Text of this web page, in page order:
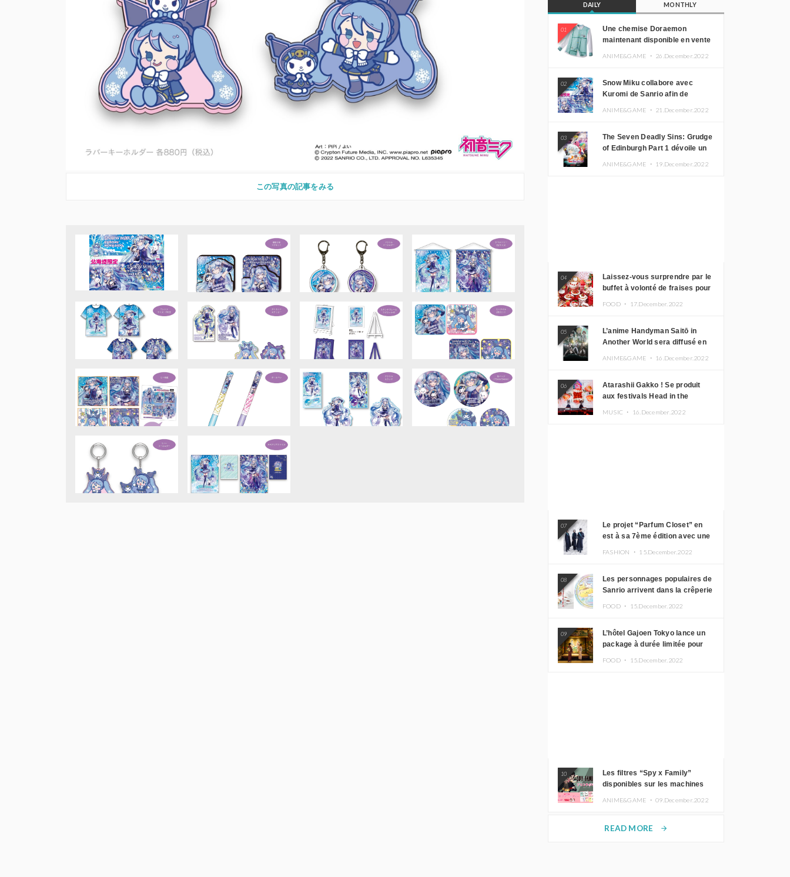
この写真の記事をみる
DAILY MONTHLY
01
Une chemise Doraemon
maintenant disponible en vente
ANIME&GAME ・ 26.December.2022
02
Snow Miku collabore avec
Kuromi de Sanrio afin de
ANIME&GAME ・ 21.December.2022
03
The Seven Deadly Sins: Grudge
of Edinburgh Part 1 dévoile un
ANIME&GAME ・ 19.December.2022
04
Laissez-vous surprendre par le
buffet à volonté de fraises pour
FOOD ・ 17.December.2022
05
L’anime Handyman Saitō in
Another World sera diffusé en
ANIME&GAME ・ 16.December.2022
06
Atarashii Gakko ! Se produit
aux festivals Head in the
MUSIC ・ 16.December.2022
07
Le projet “Parfum Closet” en
est à sa 7ème édition avec une
FASHION ・ 15.December.2022
08
Les personnages populaires de
Sanrio arrivent dans la crêperie
FOOD ・ 15.December.2022
09
L’hôtel Gajoen Tokyo lance un
package à durée limitée pour
FOOD ・ 15.December.2022
10
Les filtres “Spy x Family”
disponibles sur les machines
ANIME&GAME ・09.December.2022
READ MORE arrow_forward